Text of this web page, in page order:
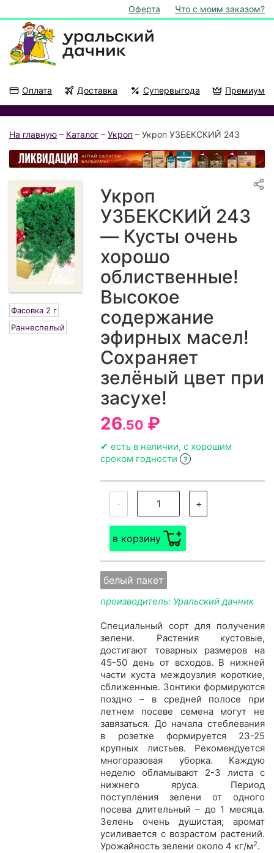
Оферта Что с моим заказом?
Оплата Доставка Супервыгода Премиум
На главную – Каталог – Укроп – Укроп УЗБЕКСКИЙ 243
Фасовка 2 г
Раннеспелый
Укроп
УЗБЕКСКИЙ 243
— Кусты очень
хорошо
облиственные!
Высокое
содержание
эфирных масел!
Сохраняет
зелёный цвет при
засухе!
26.50 ₽
✔ есть в наличии, с хорошим
сроком годности ?
- +
в корзину
белый пакет
производитель: Уральский дачник
Специальный сорт для получения
зелени. Растения кустовые,
достигают товарных размеров на
45-50 день от всходов. В нижней
части куста междоузлия короткие,
сближенные. Зонтики формируются
поздно – в средней полосе при
летнем посеве семена могут не
завязаться. До начала стеблевания
в розетке формируется 23-25
крупных листьев. Рекомендуется
многоразовая уборка. Каждую
неделю обламывают 2-3 листа с
нижнего яруса. Период
поступления зелени от одного
посева длительный – до 1 месяца.
Зелень очень душистая; аромат
усиливается с возрастом растений.
Урожайность зелени около 4 кг/м2.